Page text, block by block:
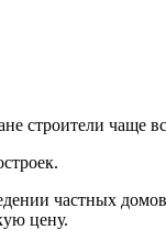
строители чаще
частных
цену.